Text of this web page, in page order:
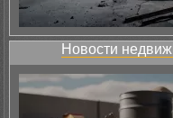
Новости